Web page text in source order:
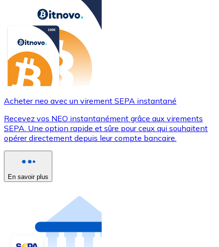
Acheter neo avec un virement SEPA instantané
Recevez vos NEO instantanément grâce aux virements
SEPA. Une option rapide et sûre pour ceux qui souhaitent
opérer directement depuis leur compte bancaire.
En savoir plus